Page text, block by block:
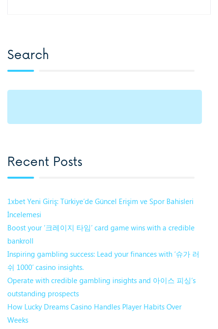
Search
Recent Posts
1xbet Yeni Giriş: Türkiye’de Güncel Erişim ve Spor Bahisleri
İncelemesi
Boost your ‘크레이지 타임’ card game wins with a credible
bankroll
Inspiring gambling success: Lead your finances with ‘슈가 러
쉬 1000’ casino insights.
Operate with credible gambling insights and 아이스 피싱’s
outstanding prospects
How Lucky Dreams Casino Handles Player Habits Over
Weeks